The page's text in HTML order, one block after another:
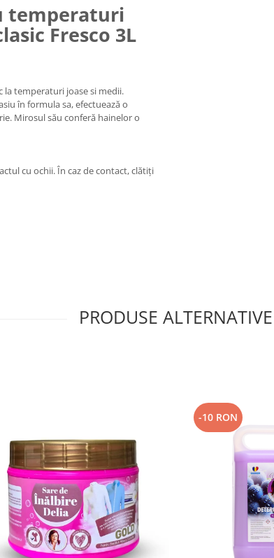
temperaturi
Fresco 3L
la temperaturi joase si medii.
în formula sa, efectuează o
Mirosul său conferă hainelor o
cu ochii. În caz de contact, clătiți
PRODUSE ALTERNATIVE
-10 RON